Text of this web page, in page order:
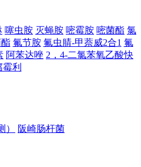
噻虫胺 灭蝇胺 嘧霉胺 嘧菌酯 氯
氟节胺 氟虫腈-甲萘威2合1 氟
阿苯达唑 2，4-二氯苯氧乙酸快
霉利
阪崎肠杆菌